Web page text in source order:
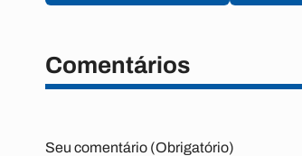
Comentários
Seu comentário (Obrigatório)